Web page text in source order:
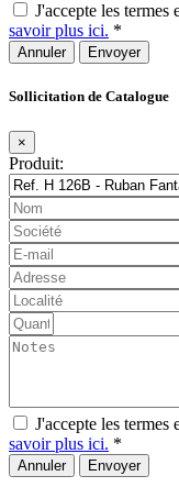
J'accepte les
savoir plus ici. *
Annuler
Sollicitation de Catalogue
×
Produit:
J'accepte les
savoir plus ici. *
Annuler